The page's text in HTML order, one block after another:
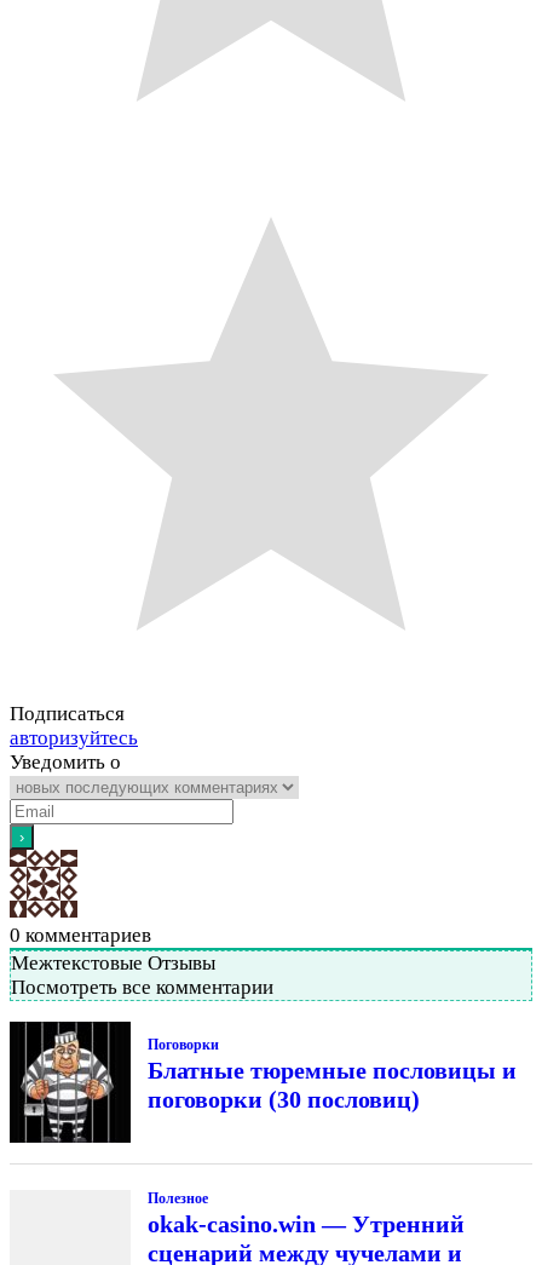
Подписаться
авторизуйтесь
Уведомить о
0 комментариев
Межтекстовые Отзывы
Посмотреть все комментарии
Поговорки
Блатные тюремные пословицы и
поговорки (30 пословиц)
Полезное
okak-casino.win — Утренний
сценарий между чучелами и